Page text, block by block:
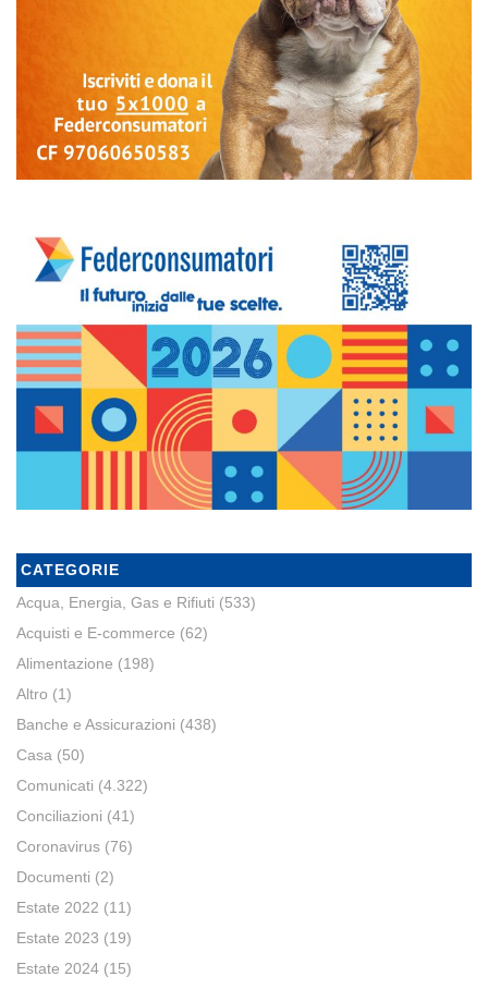
CATEGORIE
Acqua, Energia, Gas e Rifiuti (533)
Acquisti e E-commerce (62)
Alimentazione (198)
Altro (1)
Banche e Assicurazioni (438)
Casa (50)
Comunicati (4.322)
Conciliazioni (41)
Coronavirus (76)
Documenti (2)
Estate 2022 (11)
Estate 2023 (19)
Estate 2024 (15)